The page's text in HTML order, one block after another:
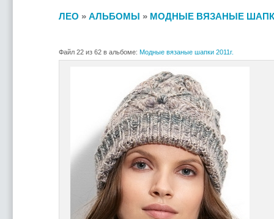
ЛЕО » АЛЬБОМЫ » МОДНЫЕ ВЯЗАНЫЕ ШАПКИ
Файл 22 из 62 в альбоме: Модные вязаные шапки 2011г.